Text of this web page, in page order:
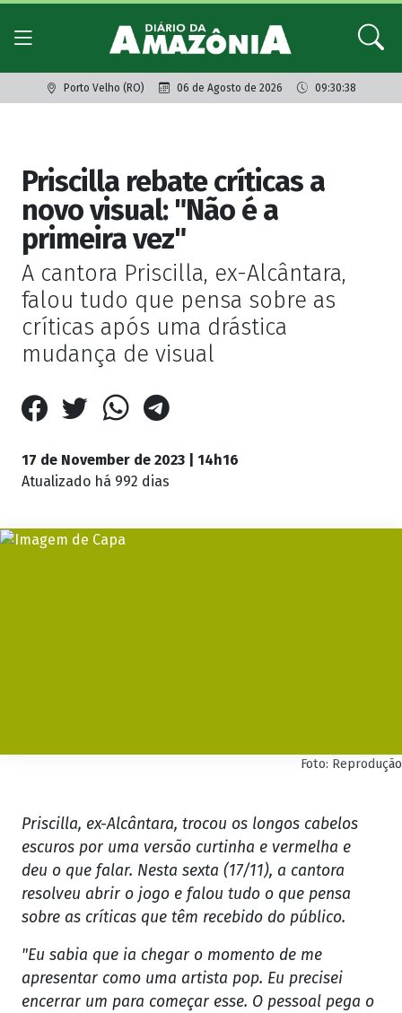
Porto Velho (RO) 06 de Agosto de 2026 09:30:38
Priscilla rebate críticas a
novo visual: "Não é a
primeira vez"
A cantora Priscilla, ex-Alcântara,
falou tudo que pensa sobre as
críticas após uma drástica
mudança de visual
17 de November de 2023 | 14h16
Atualizado há 992 dias
Foto: Reprodução
Priscilla, ex-Alcântara, trocou os longos cabelos
escuros por uma versão curtinha e vermelha e
deu o que falar. Nesta sexta (17/11), a cantora
resolveu abrir o jogo e falou tudo o que pensa
sobre as críticas que têm recebido do público.
"Eu sabia que ia chegar o momento de me
apresentar como uma artista pop. Eu precisei
encerrar um para começar esse. O pessoal pega o